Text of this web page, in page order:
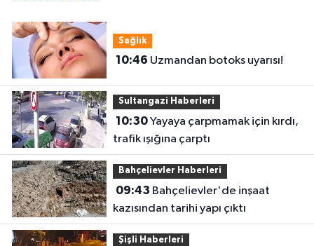
Sağlık
10:46 Uzmandan botoks uyarısı!
Sultangazi Haberleri
10:30Yayaya çarpmamak için kırdı,
trafik ışığına çarptı
Bahçelievler Haberleri
09:43
kazısından tarihi yapı çıktı
Şişli Haberleri